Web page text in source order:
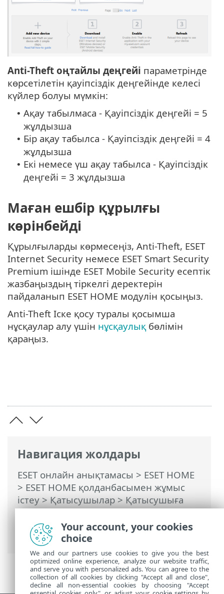
Навигация жолдары
ESET онлайн анықтамасы > ESET HOME
> ESET HOME қолданбасымен жұмыс
істеу>Қатысушылар>Қатысушыға
тағайындалған ESET мүмкіндіктері>
Anti-Theft > Anti-Theft қорғауындағы
құрылғылар
Anti-Theft оңтайлы деңгейі параметрінде
көрсетілетін қауіпсіздік деңгейінде келесі
күйлер болуы мүмкін:
• Ақау табылмаса - Қауіпсіздік деңгейі = 5
жұлдызша
• Бір ақау табылса - Қауіпсіздік деңгейі = 4
жұлдызша
• Екі немесе үш ақау табылса - Қауіпсіздік
деңгейі = 3 жұлдызша
Маған ешбір құрылғы
көрінбейді
Құрылғыларды көрмесеңіз, Anti-Theft, ESET
Internet Security немесе ESET Smart Security
Premium ішінде ESET Mobile Security есептік
жазбаңыздың тіркелгі деректерін
пайдаланып ESET HOME модулін қосыңыз.
Anti-Theft Іске қосу туралы қосымша
нұсқаулар алу үшін нұсқаулық бөлімін
қараңыз.
Your account, your cookies
choice
We and our partners use cookies to give you the best
optimized online experience, analyze our website traffic,
and serve you with personalized ads. You can agree to the
collection of all cookies by clicking "Accept all and close",
decline all non-essential cookies by choosing "Accept